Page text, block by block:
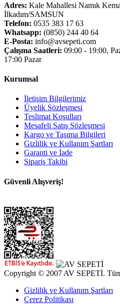
Adres: Kale Mahallesi Namık
İlkadım/SAMSUN
Telefon: 0535 383 17 63
Whatsapp: (0850) 244 40 64
E-Posta: info@avsepeti.com
Çalışma Saatleri: 09:00 - 19:00,
17:00 Pazar
Kurumsal
İletişim Bilgilerimiz
Üyelik Sözleşmesi
Teslimat Koşulları
Mesafeli Satış Sözleşmesi
Kargo ve Taşıma Bilgileri
Gizlilik ve Kullanım Şartları
Garanti ve İade
Sipariş Takibi
Güvenli Alışveriş!
Copyright © 2007 AV SEPETİ. Tüm
Gizlilik ve Kullanım Şartları
Çerez Politikası